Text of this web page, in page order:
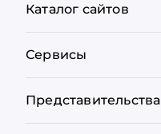
Каталог сайтов
Сервисы
Представительства